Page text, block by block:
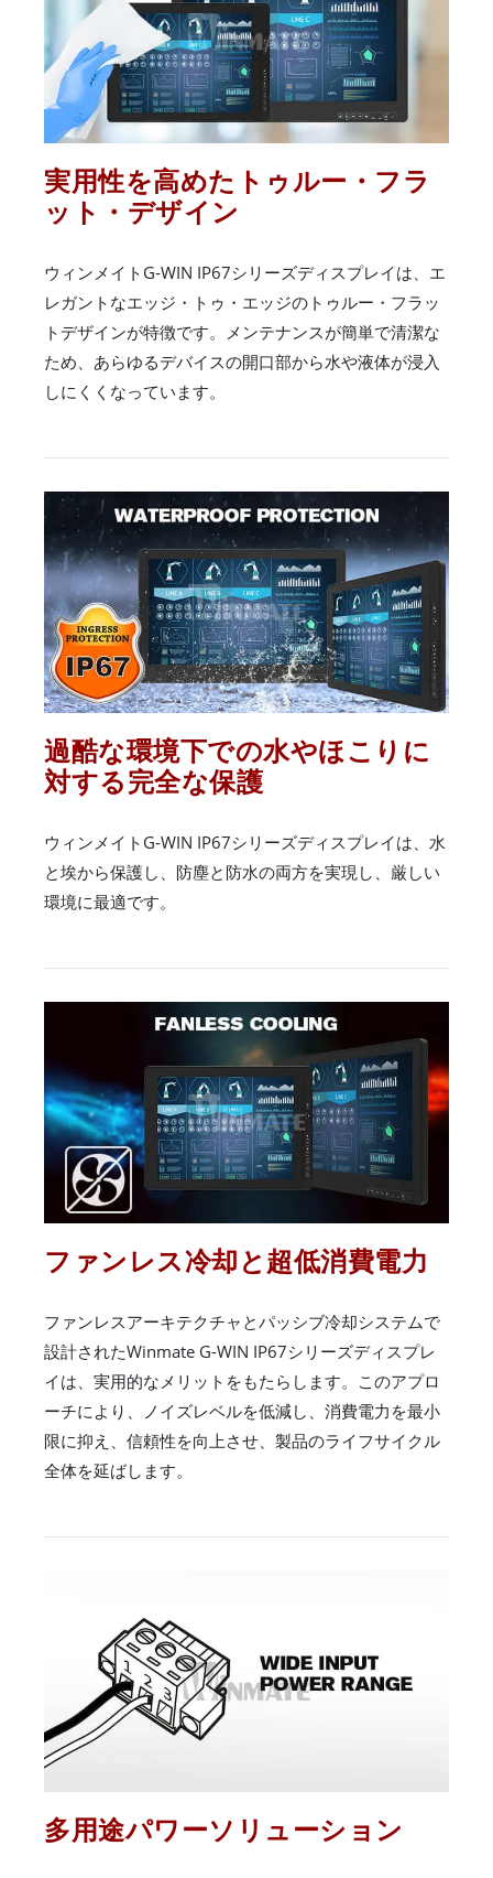
実用性を高めたトゥルー・フラ
ット・デザイン
ウィンメイトG-WIN IP67シリーズディスプレイは、エ
レガントなエッジ・トゥ・エッジのトゥルー・フラッ
トデザインが特徴です。メンテナンスが簡単で清潔な
ため、あらゆるデバイスの開口部から水や液体が浸入
しにくくなっています。
過酷な環境下での水やほこりに
対する完全な保護
ウィンメイトG-WIN IP67シリーズディスプレイは、水
と埃から保護し、防塵と防水の両方を実現し、厳しい
環境に最適です。
ファンレス冷却と超低消費電力
ファンレスアーキテクチャとパッシブ冷却システムで
設計されたWinmate G-WIN IP67シリーズディスプレ
イは、実用的なメリットをもたらします。このアプロ
ーチにより、ノイズレベルを低減し、消費電力を最小
限に抑え、信頼性を向上させ、製品のライフサイクル
全体を延ばします。
多用途パワーソリューション